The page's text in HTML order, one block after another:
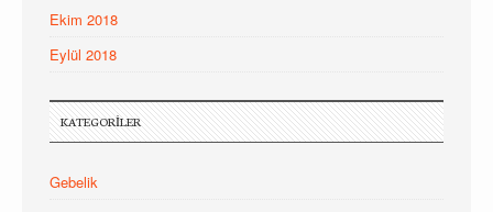
Ekim 2018
Eylül 2018
KATEGORILER
Gebelik